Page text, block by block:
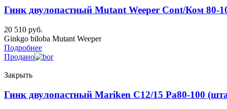
Гинк двулопастный Mutant Weeper Cont/Ком 80-
20 510 руб.
Ginkgo biloba Mutant Weeper
Подробнее
Продано
Закрыть
Гинк двулопастный Mariken C12/15 Pa80-100